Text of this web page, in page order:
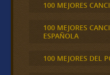
100 MEJORES
100 MEJORES
ESPAÑOLA
100 MEJORES DEL